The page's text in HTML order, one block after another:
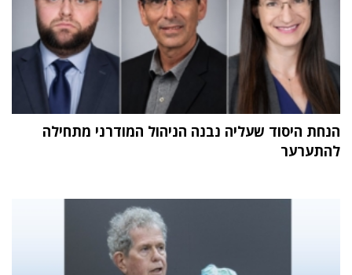
הנחת היסוד שעליה נבנה הניהול המודרני מתחילה
להתערער